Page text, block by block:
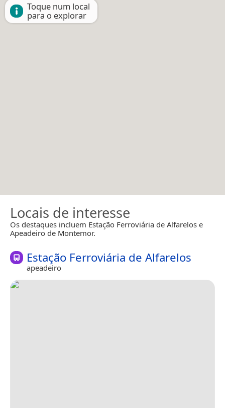
Toque num local
para o explorar
Locais de interesse
Os destaques incluem Estação Ferroviária de Alfarelos e
Apeadeiro de Montemor.
Estação Ferroviária de Alfarelos
apeadeiro